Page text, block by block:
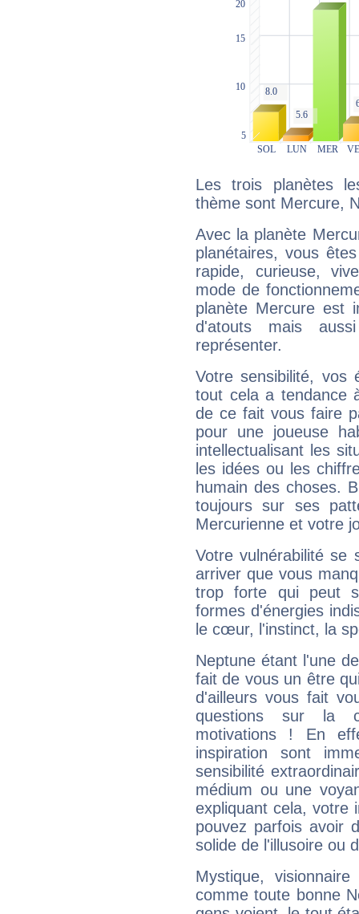
Les trois planètes
thème sont Mercure,
Avec la planète
planétaires, vous
rapide, curieuse,
mode de
planète Mercure est
d'atouts mais
représenter.
Votre sensibilité,
tout cela a tendance
de ce fait vous faire
pour une joueuse
intellectualisant les
les idées ou les
humain des choses.
toujours sur ses
Mercurienne et votre
Votre vulnérabilité se
arriver que vous
trop forte qui peut
formes d'énergies
le cœur, l'instinct, la
Neptune étant l'une
fait de vous un être
d'ailleurs vous fait
questions sur la
motivations ! En
inspiration sont
sensibilité
médium ou une
expliquant cela, votre
pouvez parfois avoir
solide de l'illusoire ou
Mystique,
comme toute bonne